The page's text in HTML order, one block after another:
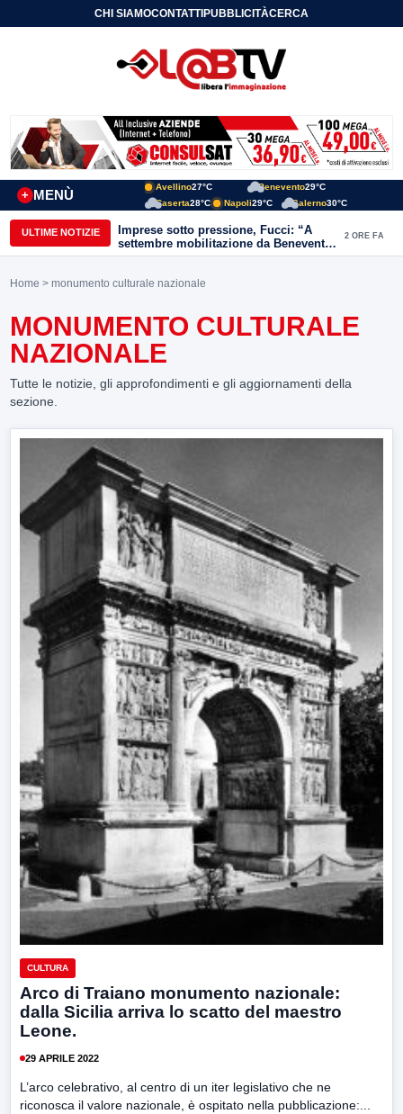
CHI SIAMOCONTATTIPUBBLICITÀCERCA
MENÙ
+
Avellino27°C Benevento29°C
Caserta28°C Napoli29°C Salerno30°C
ULTIME NOTIZIE
Imprese sotto pressione, Fucci: “A
settembre mobilitazione da Benevento
e Avellino”
2 ORE FA
Home > monumento culturale nazionale
MONUMENTO CULTURALE
NAZIONALE
Tutte le notizie, gli approfondimenti e gli aggiornamenti della
sezione.
CULTURA
Arco di Traiano monumento nazionale:
dalla Sicilia arriva lo scatto del maestro
Leone.
29 APRILE 2022
L’arco celebrativo, al centro di un iter legislativo che ne
riconosca il valore nazionale, è ospitato nella pubblicazione:...